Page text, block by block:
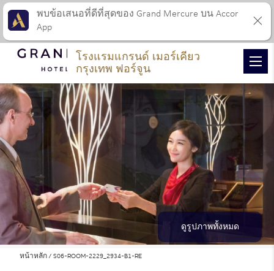
ดูรูปภาพทั้งหมด
หน้าหลัก S06-ROOM-2229_2934-B1-RE
โรงแรมแกรนด์ เมอร์เคียว
กรุงเทพ ฟอร์จูน
พบข้อเสนอที่ดีที่สุดของ Grand Mercure บน Accor
App